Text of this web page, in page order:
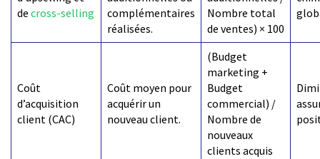
de cross-selling
complémentaires
réalisées.
Nombre total
de ventes) × 100
Coût
d’acquisition
client (CAC)
Coût moyen pour
acquérir un
nouveau client.
(Budget
marketing +
Budget
commercial) /
Nombre de
nouveaux
clients acquis